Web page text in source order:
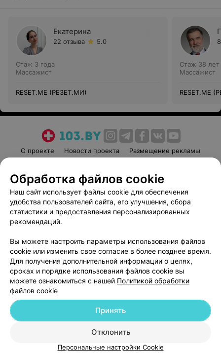
Екатерина
22 отзыва 5.0
Стаж 3 года
Массажист
RESET.ME (РЕЗЕТ.МИ)
Стаж 38 лет
Массажист
RESET.ME
О проекте Новости проекта
Размещение рекламы
Пользовательское соглашение
Способы оплаты
Вакансии
Партнеры
Написать руководителю 103.by
Обработка персональных данных
© 2026 ООО «Артокс Лаб», УНП 191700409
| 220012, Республика Беларусь,
Служба поддержки +375 291212755
Обработка файлов cookie
Наш сайт использует файлы cookie для обеспечения
удобства пользователей сайта, его улучшения, сбора
статистики и предоставления персонализированных
рекомендаций.
Вы можете настроить параметры использования файлов
cookie или изменить свое согласие в более позднее время.
Для получения дополнительной информации о целях,
сроках и порядке использования файлов cookie вы
можете ознакомиться с нашей Политикой обработки
файлов cookie
Отклонить
Принять
Персональные настройки Cookie